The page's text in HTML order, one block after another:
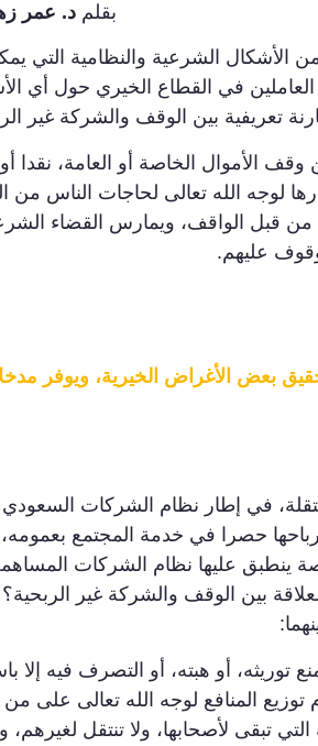
بقلم د. عمر
الأشكال الشرعية والنظامية التي
في القطاع الخيري حول أي
تعريفية بين الوقف والشركة غير
الأموال الخاصة أو العامة، نقدا
لوجه الله تعالى لحاجات الناس
من قبل الواقف، ويمارس القضاء
عليهم.
بعض الأغراض الخيرية، ويوفر
حصرا في خدمة المجتمع بعمومه،
ينطبق عليها نظام الشركات
بين الوقف والشركة غير
توريثه، أو هبته، أو التصرف فيه إلا
توزيع المنافع لوجه الله تعالى
تبقى لأصحابها، ولا تنتقل